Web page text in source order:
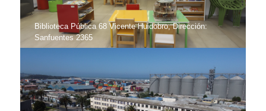
Biblioteca Pública 68 Vicente Huidobro, Dirección:
Sanfuentes 2365